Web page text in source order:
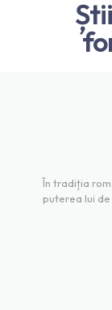
În tradiția
puterea lui de